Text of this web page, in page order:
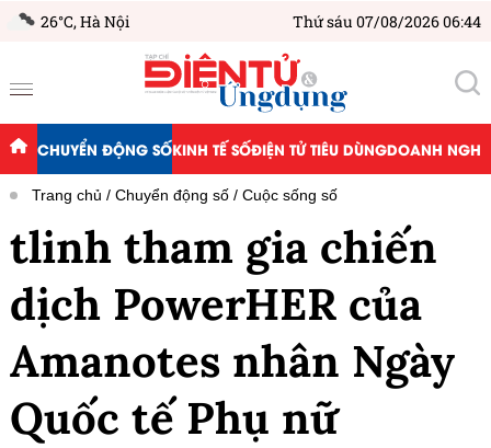
26°C,Hà Nội Thứ sáu 07/08/2026 06:44
CHUYỂN ĐỘNG SỐKINH TẾ SỐĐIỆN TỬ TIÊU DÙNGDOANH
Trang chủ Chuyển động số Cuộc sống số
tlinh tham gia chiến
dịch PowerHER của
Amanotes nhân Ngày
Quốc tế Phụ nữ